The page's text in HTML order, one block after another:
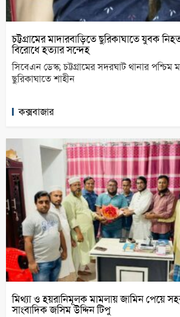
চট্টগ্রামের মাদারবাড়িতে ছুরিকাঘাতে যুবক
বিরোধে হত্যার সন্দেহ
সিবেএন ডেস্ক; চট্টগ্রামের সদরঘাট থানার পশ্চিম
ছুরিকাঘাতে শাহীন
কক্সবাজার
মিথ্যা ও হয়রানিমূলক মামলায় জামিন পেয়ে
সাংবাদিক জসিম উদ্দিন টিপু